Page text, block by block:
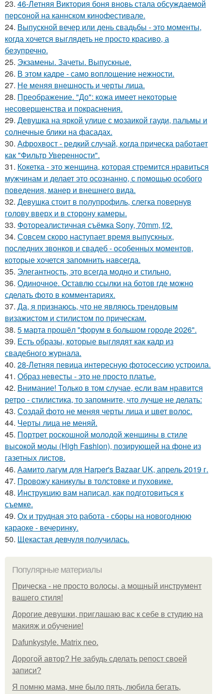
23. 46-Летняя Виктория боня вновь стала обсуждаемой
персоной на каннском кинофестивале.
24. Выпускной вечер или день свадьбы - это моменты,
когда хочется выглядеть не просто красиво, а
безупречно.
25. Экзамены. Зачеты. Выпускные.
26. В этом кадре - само воплощение нежности.
27. Не меняя внешность и черты лица.
28. Преображение. "До": кожа имеет некоторые
несовершенства и покраснения.
29. Девушка на яркой улице с мозаикой гауди, пальмы и
солнечные блики на фасадах.
30. Афрохвост - редкий случай, когда прическа работает
как "Фильтр Уверенности".
31. Кокетка - это женщина, которая стремится нравиться
мужчинам и делает это осознанно, с помощью особого
поведения, манер и внешнего вида.
32. Девушка стоит в полупрофиль, слегка повернув
голову вверх и в сторону камеры.
33. Фотореалистичная съёмка Sony, 70mm, f/2.
34. Совсем скоро наступает время выпускных,
последних звонков и свадеб - особенных моментов,
которые хочется запомнить навсегда.
35. Элегантность, это всегда модно и стильно.
36. Одиночное. Оставлю ссылки на ботов где можно
сделать фото в комментариях.
37. Да, я признаюсь, что не являюсь трендовым
визажистом и стилистом по прическам.
38. 5 марта прошёл "форум в большом городе 2026".
39. Есть образы, которые выглядят как кадр из
свадебного журнала.
40. 28-Летняя певица интересную фотосессию устроила.
41. Образ невесты - это не просто платье.
42. Внимание! Только в том случае, если вам нравится
ретро - стилистика, то запомните, что лучше не делать:
43. Создай фото не меняя черты лица и цвет волос.
44. Черты лица не меняй.
45. Портрет роскошной молодой женщины в стиле
высокой моды (High Fashion), позирующей на фоне из
газетных листов.
46. Аамито лагум для Harper's Bazaar UK, апрель 2019 г.
47. Провожу каникулы в толстовке и пуховике.
48. Инструкцию вам написал, как подготовиться к
съемке.
49. Ох и трудная это работа - сборы на новогоднюю
караоке - вечеринку.
50. Щекастая девчуля получилась.
Популярные материалы
Прическа - не просто волосы, а мощный инструмент
вашего стиля!
Дорогие девушки, приглашаю вас к себе в студию на
макияж и обучение!
Dafunkystyle. Matrix neo.
Дорогой автор? Не забудь сделать репост своей
записи?
Я помню мама, мне было пять, любила бегать,